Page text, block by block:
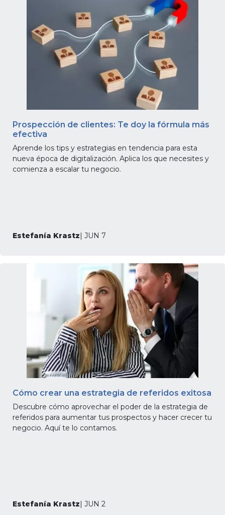
Prospección de clientes: Te doy la fórmula más
efectiva
Aprende los tips y estrategias en tendencia para esta
nueva época de digitalización. Aplica los que necesites y
comienza a escalar tu negocio.
Estefanía Krastz| JUN 7
Cómo crear una estrategia de referidos exitosa
Descubre cómo aprovechar el poder de la estrategia de
referidos para aumentar tus prospectos y hacer crecer tu
negocio. Aquí te lo contamos.
Estefanía Krastz| JUN 2